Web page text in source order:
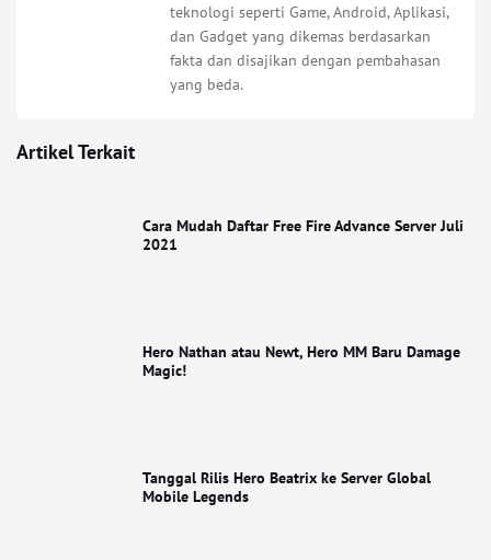
teknologi seperti Game, Android, Aplikasi,
dan Gadget yang dikemas berdasarkan
fakta dan disajikan dengan pembahasan
yang beda.
Artikel Terkait
Cara Mudah Daftar Free Fire Advance Server Juli
2021
Hero Nathan atau Newt, Hero MM Baru Damage
Magic!
Tanggal Rilis Hero Beatrix ke Server Global
Mobile Legends